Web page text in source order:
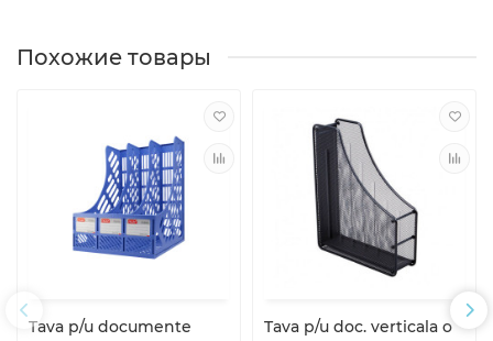
Похожие товары
Tava p/u documente
Tava p/u doc. verticala o